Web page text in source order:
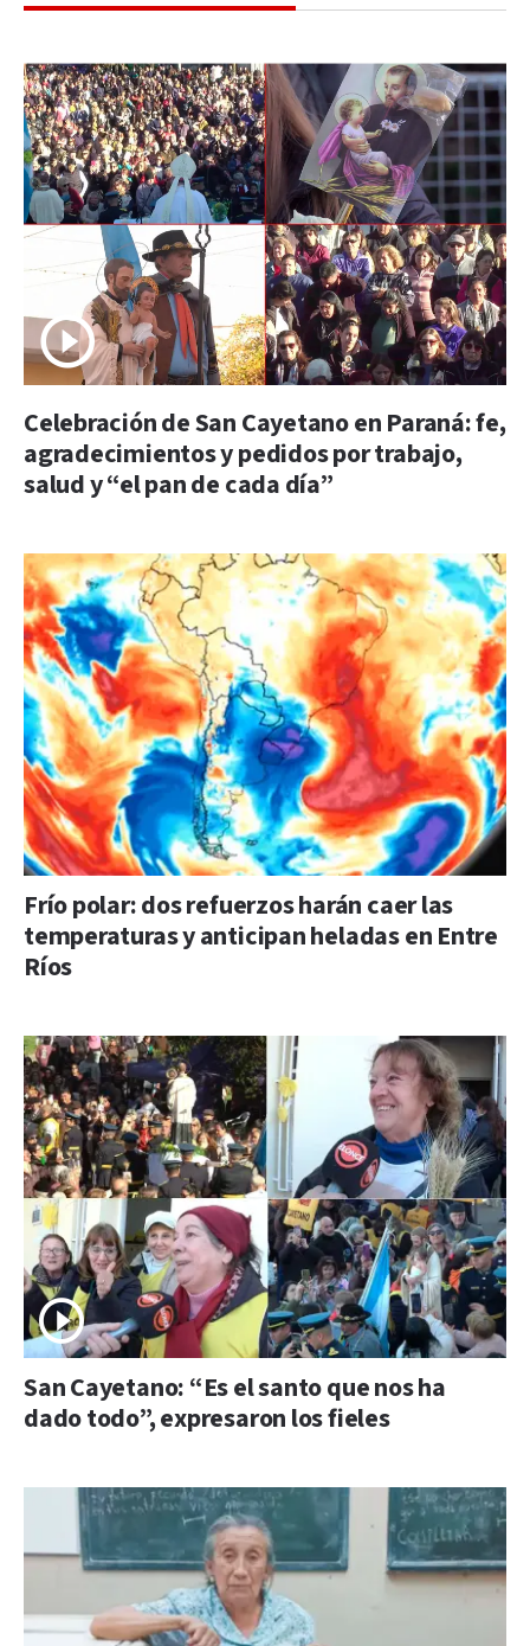
Celebración de San Cayetano en Paraná: fe,
agradecimientos y pedidos por trabajo,
salud y “el pan de cada día”
Frío polar: dos refuerzos harán caer las
temperaturas y anticipan heladas en Entre
Ríos
San Cayetano: “Es el santo que nos ha
dado todo”, expresaron los fieles